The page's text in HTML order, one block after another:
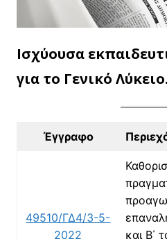
Ισχύουσα
για το Γενικό Λύκειο.
Έγγραφο
49510/ΓΔ4/3-5-
2022
και Β΄